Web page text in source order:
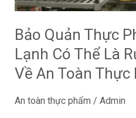
Bảo Quản Thực
Lạnh Có Thể Là
Về An Toàn Thực
An toàn thực phẩm / Admin
Thể
Rủi
Ro
Lớn
Nhất
Về